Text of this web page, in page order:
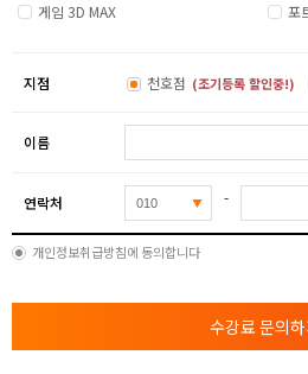
게임 3D MAX
포
지점 천호점 (조기등록 할인중!)
이름
연락처 -
개인정보취급방침에 동의합니다
수강료 문의하